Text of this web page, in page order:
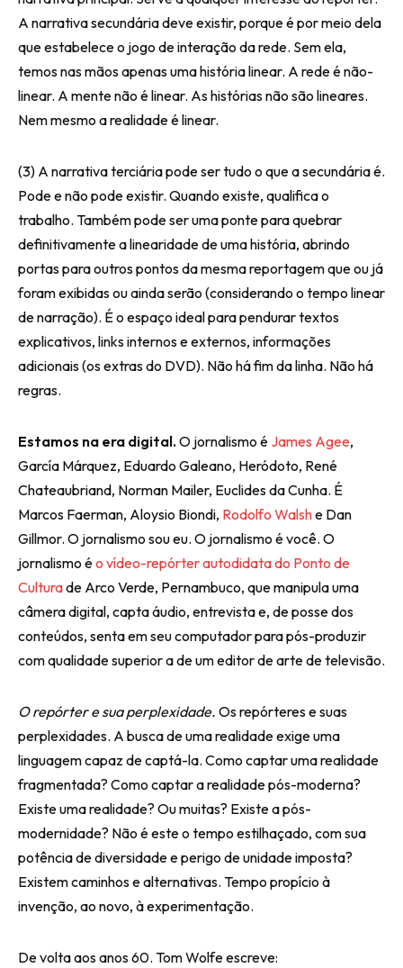
A narrativa secundária deve existir, porque é por meio dela
que estabelece o jogo de interação da rede. Sem ela,
temos nas mãos apenas uma história linear. A rede é não-
linear. A mente não é linear. As histórias não são lineares.
Nem mesmo a realidade é linear.
(3) A narrativa terciária pode ser tudo o que a secundária é.
Pode e não pode existir. Quando existe, qualifica o
trabalho. Também pode ser uma ponte para quebrar
definitivamente a linearidade de uma história, abrindo
portas para outros pontos da mesma reportagem que ou já
foram exibidas ou ainda serão (considerando o tempo linear
de narração). É o espaço ideal para pendurar textos
explicativos, links internos e externos, informações
adicionais (os extras do DVD). Não há fim da linha. Não há
regras.
Estamos na era digital.O jornalismo é James Agee,
García Márquez, Eduardo Galeano, Heródoto, René
Chateaubriand, Norman Mailer, Euclides da Cunha. É
Marcos Faerman, Aloysio Biondi, Rodolfo Walshe Dan
Gillmor. O jornalismo sou eu. O jornalismo é você. O
jornalismo éo vídeo-repórter autodidata do Ponto de
Culturade Arco Verde, Pernambuco, que manipula uma
câmera digital, capta áudio, entrevista e, de posse dos
conteúdos, senta em seu computador para pós-produzir
com qualidade superior a de um editor de arte de televisão.
O repórter e sua perplexidade. Os repórteres e suas
perplexidades. A busca de uma realidade exige uma
linguagem capaz de captá-la. Como captar uma realidade
fragmentada? Como captar a realidade pós-moderna?
Existe uma realidade? Ou muitas? Existe a pós-
modernidade? Não é este o tempo estilhaçado, com sua
potência de diversidade e perigo de unidade imposta?
Existem caminhos e alternativas. Tempo propício à
invenção, ao novo, à experimentação.
De volta aos anos 60. Tom Wolfe escreve: